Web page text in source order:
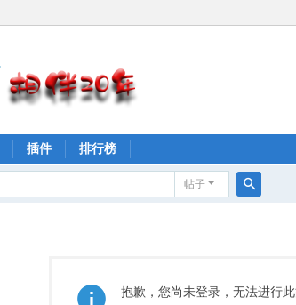
插件 排行榜
帖子
抱歉，您尚未登录，无法进行